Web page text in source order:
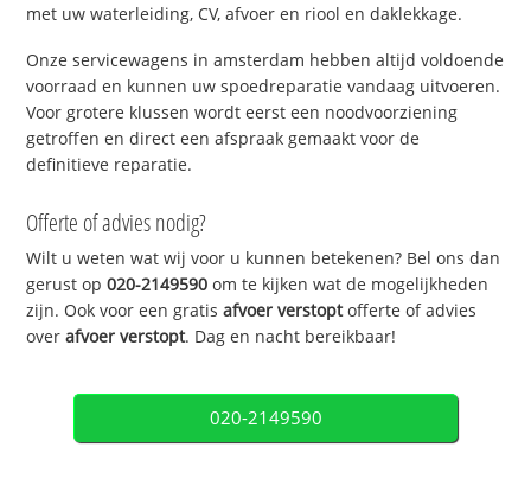
met uw waterleiding, CV, afvoer en riool en daklekkage.
Onze servicewagens in amsterdam hebben altijd voldoende
voorraad en kunnen uw spoedreparatie vandaag uitvoeren.
Voor grotere klussen wordt eerst een noodvoorziening
getroffen en direct een afspraak gemaakt voor de
definitieve reparatie.
Offerte of advies nodig?
Wilt u weten wat wij voor u kunnen betekenen? Bel ons dan
gerust op020-2149590 om te kijken wat de mogelijkheden
zijn. Ook voor een gratisafvoer verstoptofferte of advies
overafvoer verstopt. Dag en nacht bereikbaar!
020-2149590